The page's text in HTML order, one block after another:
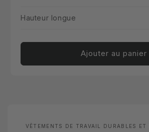
Hauteur longue
Ajouter au panier
VÊTEMENTS DE TRAVAIL DURABLES